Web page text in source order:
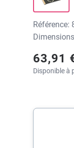
Référence:
63,91
Disponible à